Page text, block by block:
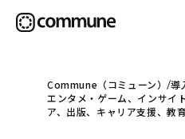
Communeについて
Commune（コミューン）
導
エンタメ・ゲーム、インサイ
ア、出版、キャリア支援、教